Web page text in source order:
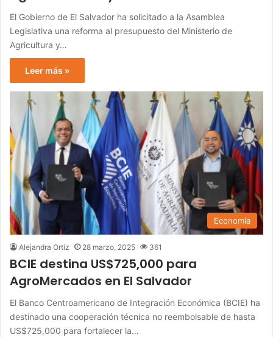
El Gobierno de El Salvador ha solicitado a la Asamblea
Legislativa una reforma al presupuesto del Ministerio de
Agricultura y…
Leer más »
Economía
Alejandra Ortiz 28 marzo, 2025 361
BCIE destina US$725,000 para
AgroMercados en El Salvador
El Banco Centroamericano de Integración Económica (BCIE) ha
destinado una cooperación técnica no reembolsable de hasta
US$725,000 para fortalecer la…